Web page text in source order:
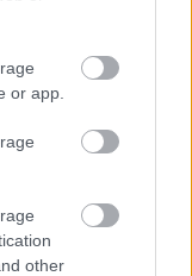
or app.
other
született az